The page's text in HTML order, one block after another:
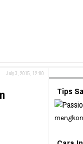
July 3, 2015, 12:00
Tips